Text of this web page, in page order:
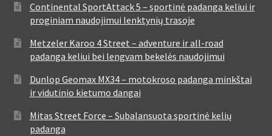
Continental SportAttack 5 – sportinė padanga keliui ir
proginiam naudojimui lenktynių trasoje
Metzeler Karoo 4 Street – adventure ir all-road
padanga keliui bei lengvam bekelės naudojimui
Dunlop Geomax MX34 – motokroso padanga minkštai
ir vidutinio kietumo dangai
Mitas Street Force – Subalansuota sportinė kelių
padanga